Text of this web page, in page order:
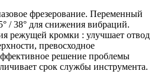
фрезерование. Переменный
/ 38° для снижения вибраций.
режущей кромки : улучшает отвод
превосходное
решение проблемы
срок службы инструмента.